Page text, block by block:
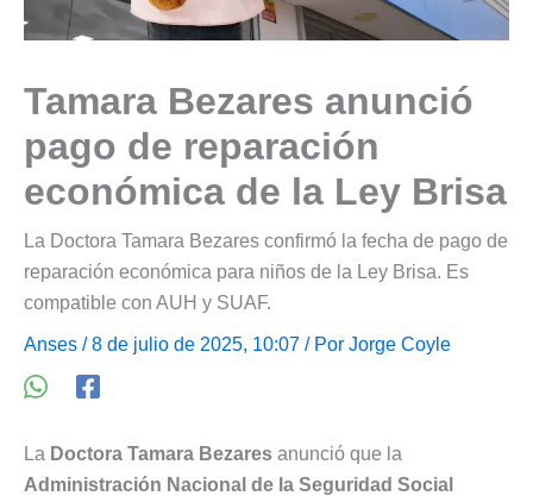
Tamara Bezares anunció
pago de reparación
económica de la Ley Brisa
La Doctora Tamara Bezares confirmó la fecha de pago de
reparación económica para niños de la Ley Brisa. Es
compatible con AUH y SUAF.
Anses / 8 de julio de 2025, 10:07 / Por Jorge Coyle
La Doctora Tamara Bezares anunció que la
Administración Nacional de la Seguridad Social